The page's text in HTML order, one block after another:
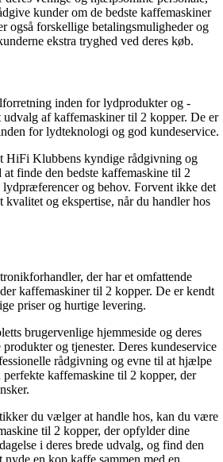
kunder om de bedste kaffemaskiner
også forskellige betalingsmuligheder og
ekstra tryghed ved deres køb.
inden for lydprodukter og -
af kaffemaskiner til 2 kopper. De er
for lydteknologi og god kundeservice.
HiFi Klubbens kyndige rådgivning og
finde den bedste kaffemaskine til 2
lydpræferencer og behov. Forvent ikke det
kvalitet og ekspertise, når du handler hos
der har et omfattende
kaffemaskiner til 2 kopper. De er kendt
priser og hurtige levering.
brugervenlige hjemmeside og deres
og tjenester. Deres kundeservice
rådgivning og evne til at hjælpe
kaffemaskine til 2 kopper, der
du vælger at handle hos, kan du være
til 2 kopper, der opfylder dine
i deres brede udvalg, og find den
en kop kaffe sammen med en